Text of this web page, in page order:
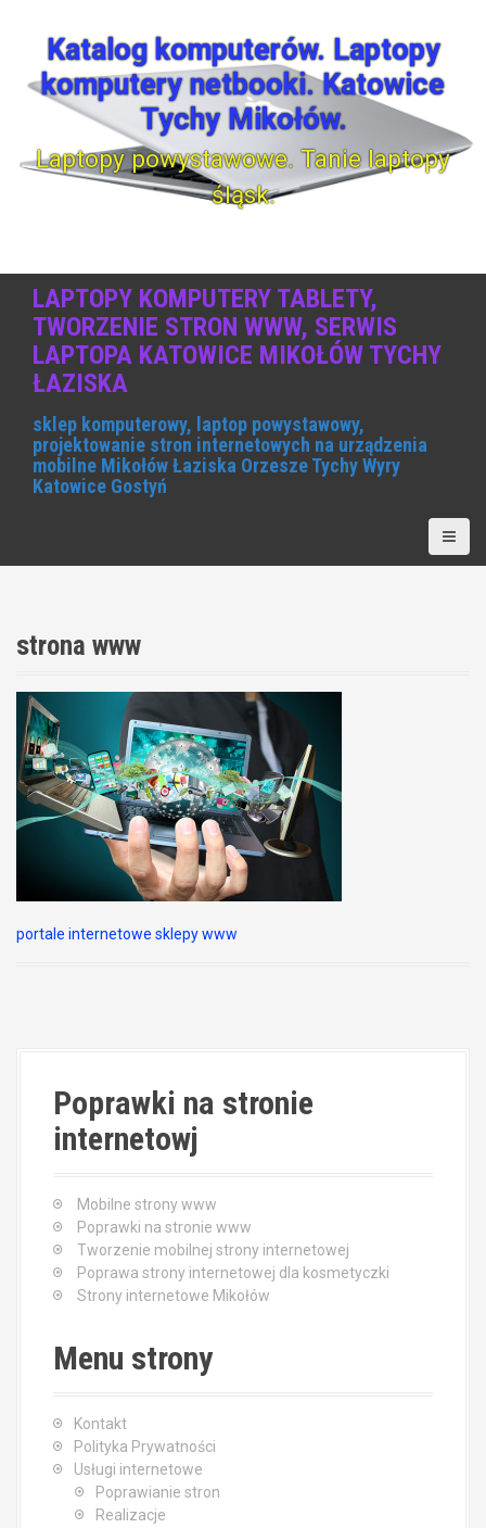
Katalog komputerów. Laptopy
komputery netbooki. Katowice
Tychy Mikołów.
Laptopy powystawowe. Tanie laptopy
śląsk.
LAPTOPY KOMPUTERY TABLETY,
TWORZENIE STRON WWW, SERWIS
LAPTOPA KATOWICE MIKOŁÓW TYCHY
ŁAZISKA
sklep komputerowy, laptop powystawowy,
projektowanie stron internetowych na urządzenia
mobilne Mikołów Łaziska Orzesze Tychy Wyry
Katowice Gostyń
strona www
portale internetowe sklepy www
Poprawki na stronie
internetowj
Mobilne strony www
Poprawki na stronie www
Tworzenie mobilnej strony internetowej
Poprawa strony internetowej dla kosmetyczki
Strony internetowe Mikołów
Menu strony
Kontakt
Polityka Prywatności
Usługi internetowe
Poprawianie stron
Realizacje